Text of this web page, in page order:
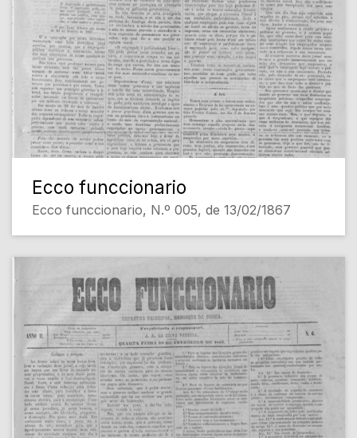
Ecco funccionario
Ecco funccionario, N.º 005, de 13/02/1867